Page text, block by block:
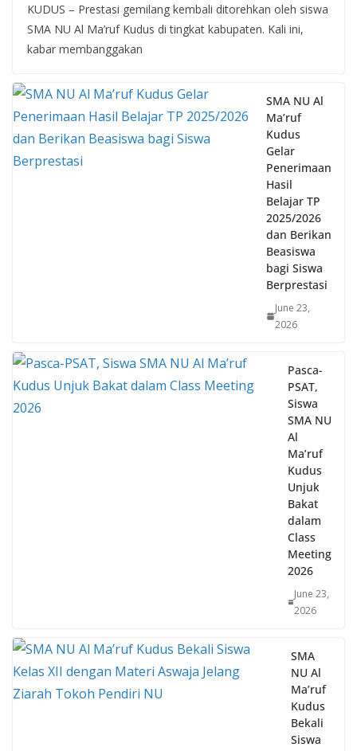
SMA NU Al Ma’ruf Kudus di tingkat kabupaten. Kali ini,
kabar membanggakan
Ma’ruf
Kudus
Gelar
Penerimaan
Hasil
Belajar TP
2025/2026
dan Berikan
Beasiswa
bagi Siswa
Berprestasi
June 23,
2026
PSAT,
Siswa
SMA NU
Al
Ma’ruf
Kudus
Unjuk
Bakat
dalam
Class
Meeting
2026
June 23,
2026
NU Al
Ma’ruf
Kudus
Bekali
Siswa
Kelas